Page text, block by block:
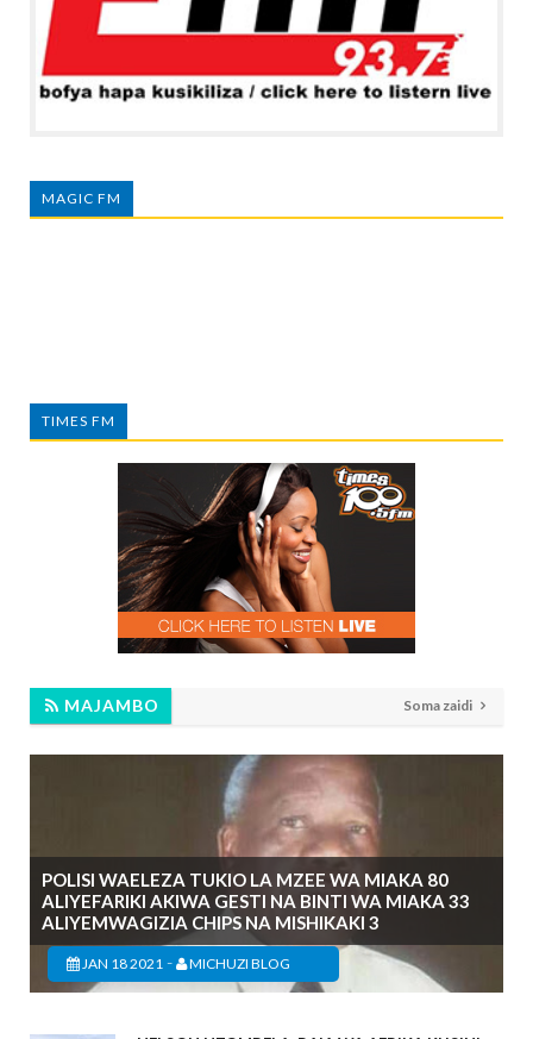
MAGIC FM
TIMES FM
MAJAMBO Soma zaidi
POLISI WAELEZA TUKIO LA MZEE WA MIAKA 80
ALIYEFARIKI AKIWA GESTI NA BINTI WA MIAKA 33
ALIYEMWAGIZIA CHIPS NA MISHIKAKI 3
JAN 18 2021 - MICHUZI BLOG